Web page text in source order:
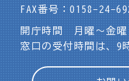
FAX番号：0158-24-
開庁時間 月曜～金
窓口の受付時間は、9